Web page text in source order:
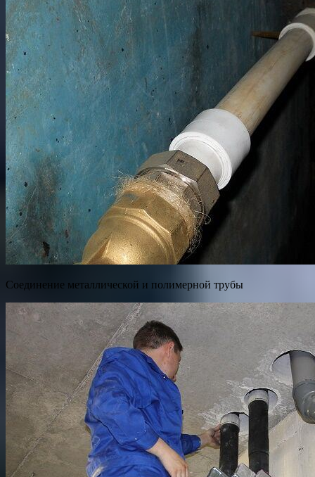
Соединение металлической и полимерной трубы